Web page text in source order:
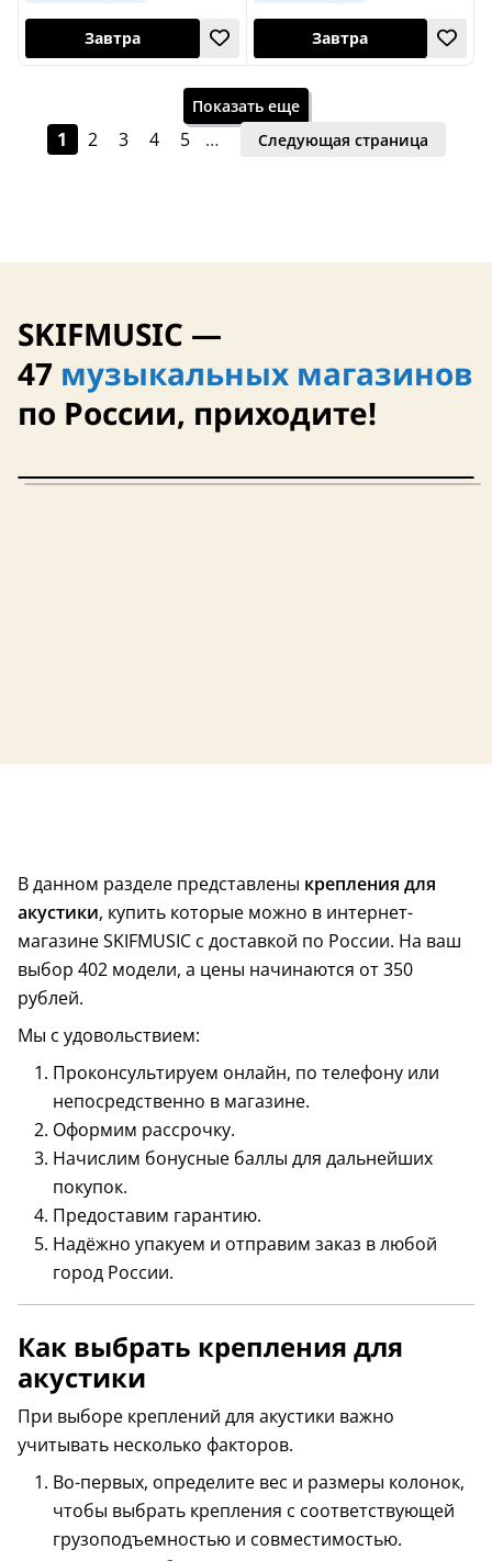
Италия
Завтра 25 сентября
Италия
Завтра Завтра
Показать еще
1 2 3 4 5 … Следующая страница
SKIFMUSIC —
47 музыкальных магазинов
по России, приходите!
В данном разделе представлены крепления для
акустики, купить которые можно в интернет-
магазине SKIFMUSIC с доставкой по России. На ваш
выбор 402 модели, а цены начинаются от 350
рублей.
Мы с удовольствием:
Проконсультируем онлайн, по телефону или
непосредственно в магазине.
Оформим рассрочку.
Начислим бонусные баллы для дальнейших
покупок.
Предоставим гарантию.
Надёжно упакуем и отправим заказ в любой
город России.
Как выбрать крепления для
акустики
При выборе креплений для акустики важно
учитывать несколько факторов.
Во-первых, определите вес и размеры колонок,
чтобы выбрать крепления с соответствующей
грузоподъемностью и совместимостью.